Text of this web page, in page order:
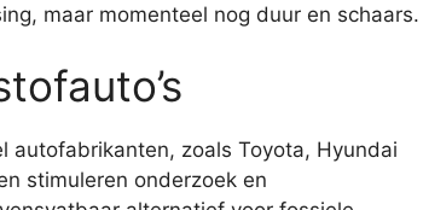
maar momenteel nog duur en schaars.
autofabrikanten, zoals Toyota, Hyundai
stimuleren onderzoek en